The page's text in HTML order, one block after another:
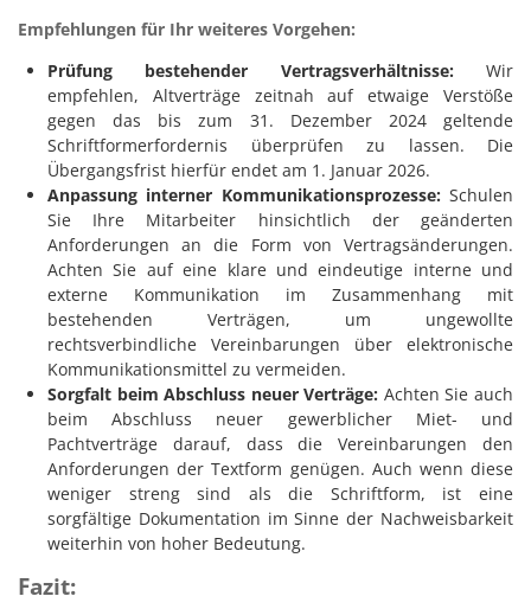
Empfehlungen für Ihr weiteres Vorgehen:
Prüfung bestehender Vertragsverhältnisse: Wir
empfehlen, Altverträge zeitnah auf etwaige Verstöße
gegen das bis zum 31. Dezember 2024 geltende
Schriftformerfordernis überprüfen zu lassen. Die
Übergangsfrist hierfür endet am 1. Januar 2026.
Anpassung interner Kommunikationsprozesse: Schulen
Sie Ihre Mitarbeiter hinsichtlich der geänderten
Anforderungen an die Form von Vertragsänderungen.
Achten Sie auf eine klare und eindeutige interne und
externe Kommunikation im Zusammenhang mit
bestehenden Verträgen, um ungewollte
rechtsverbindliche Vereinbarungen über elektronische
Kommunikationsmittel zu vermeiden.
Sorgfalt beim Abschluss neuer Verträge: Achten Sie auch
beim Abschluss neuer gewerblicher Miet- und
Pachtverträge darauf, dass die Vereinbarungen den
Anforderungen der Textform genügen. Auch wenn diese
weniger streng sind als die Schriftform, ist eine
sorgfältige Dokumentation im Sinne der Nachweisbarkeit
weiterhin von hoher Bedeutung.
Fazit: